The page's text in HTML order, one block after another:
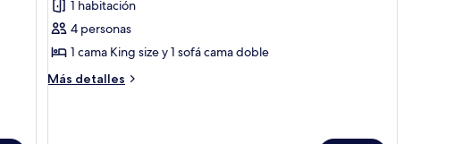
de
Habitación,
1
King
1 habitación
4 personas
1 cama King size y 1 sofá cama doble
Más detalles
Más